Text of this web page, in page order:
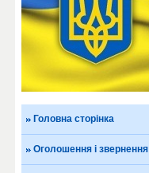
Головна сторінка
Оголошення і звернення